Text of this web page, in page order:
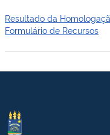
Resultado da
Formulário de Recursos